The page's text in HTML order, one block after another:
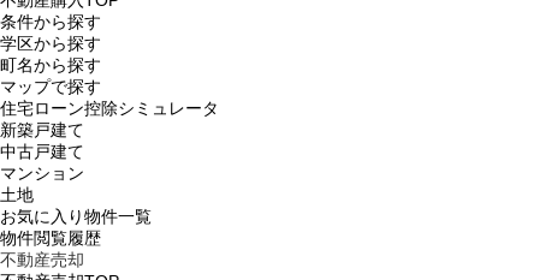
条件から探す
学区から探す
町名から探す
マップで探す
住宅ローン控除シミュレータ
新築戸建て
中古戸建て
マンション
土地
お気に入り物件一覧
物件閲覧履歴
不動産売却